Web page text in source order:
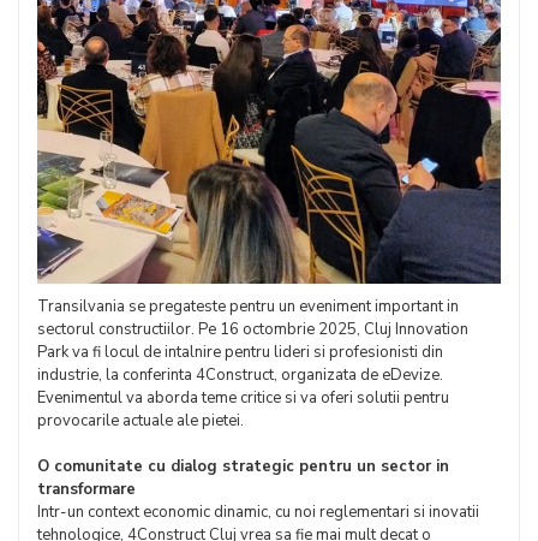
Transilvania se pregateste pentru un eveniment important in
sectorul constructiilor. Pe 16 octombrie 2025, Cluj Innovation
Park va fi locul de intalnire pentru lideri si profesionisti din
industrie, la conferinta 4Construct, organizata de eDevize.
Evenimentul va aborda teme critice si va oferi solutii pentru
provocarile actuale ale pietei.
O comunitate cu dialog strategic pentru un sector in
transformare
Intr-un context economic dinamic, cu noi reglementari si inovatii
tehnologice, 4Construct Cluj vrea sa fie mai mult decat o